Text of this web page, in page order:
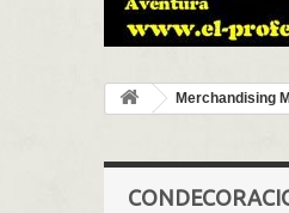
Merchandising